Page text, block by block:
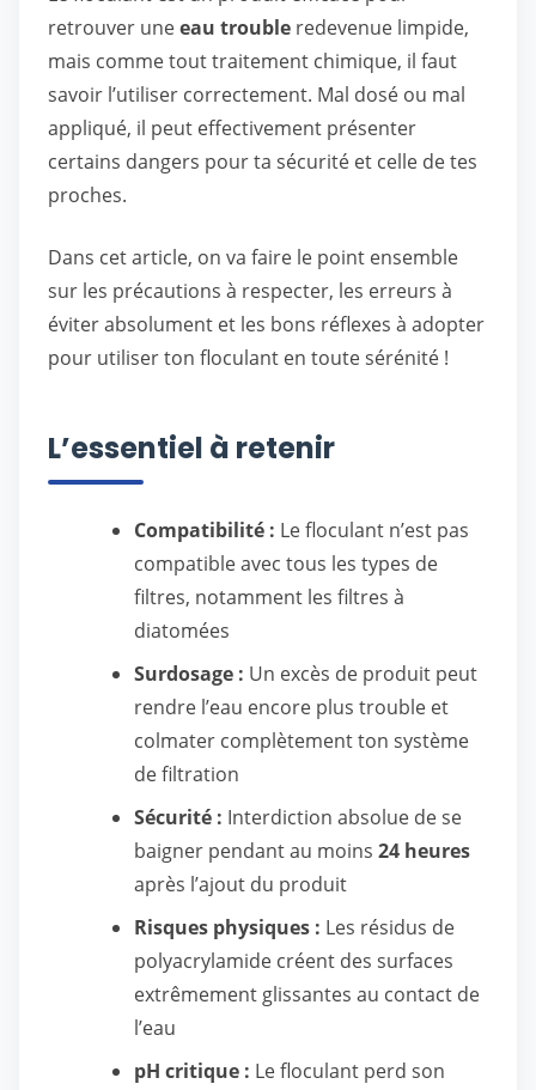
retrouver uneeau trouble redevenue limpide,
mais comme tout traitement chimique, il faut
savoir l’utiliser correctement. Mal dosé ou mal
appliqué, il peut effectivement présenter
certains dangers pour ta sécurité et celle de tes
proches.
Dans cet article, on va faire le point ensemble
sur les précautions à respecter, les erreurs à
éviter absolument et les bons réflexes à adopter
pour utiliser ton floculant en toute sérénité !
L’essentiel à retenir
Compatibilité : Le floculant n’est pas
compatible avec tous les types de
filtres, notamment les filtres à
diatomées
Surdosage : Un excès de produit peut
rendre l’eau encore plus trouble et
colmater complètement ton système
de filtration
Sécurité : Interdiction absolue de se
baigner pendant au moins 24 heures
après l’ajout du produit
Risques physiques : Les résidus de
polyacrylamide créent des surfaces
extrêmement glissantes au contact de
l’eau
pH critique : Le floculant perd son